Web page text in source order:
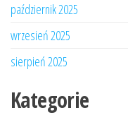
październik 2025
wrzesień 2025
sierpień 2025
Kategorie